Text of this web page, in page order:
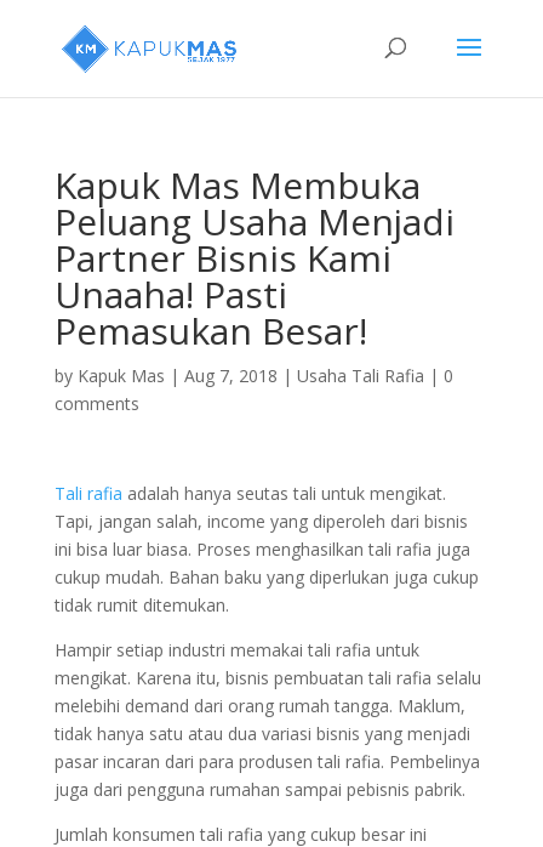
Kapuk Mas Membuka
Peluang Usaha Menjadi
Partner Bisnis Kami
Unaaha! Pasti
Pemasukan Besar!
by Kapuk Mas | Aug 7, 2018 | Usaha Tali Rafia | 0
comments
Tali rafia adalah hanya seutas tali untuk mengikat.
Tapi, jangan salah, income yang diperoleh dari bisnis
ini bisa luar biasa. Proses menghasilkan tali rafia juga
cukup mudah. Bahan baku yang diperlukan juga cukup
tidak rumit ditemukan.
Hampir setiap industri memakai tali rafia untuk
mengikat. Karena itu, bisnis pembuatan tali rafia selalu
melebihi demand dari orang rumah tangga. Maklum,
tidak hanya satu atau dua variasi bisnis yang menjadi
pasar incaran dari para produsen tali rafia. Pembelinya
juga dari pengguna rumahan sampai pebisnis pabrik.
Jumlah konsumen tali rafia yang cukup besar ini